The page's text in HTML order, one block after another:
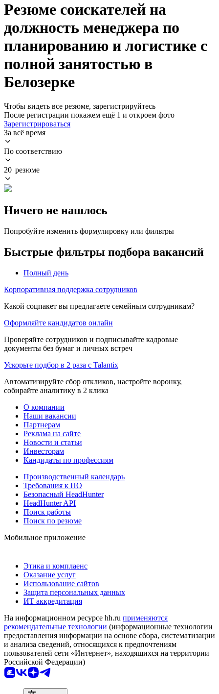
Резюме соискателей на
должность менеджера по
планированию и логистике с
полной занятостью в
Белозерке
Чтобы видеть все резюме, зарегистрируйтесь
После регистрации покажем ещё 1 и откроем фото
Зарегистрироваться
За всё время
По соответствию
20 резюме
Ничего не нашлось
Попробуйте изменить формулировку или фильтры
Быстрые фильтры подбора вакансий
Полный день
Корпоративная поддержка сотрудников
Какой соцпакет вы предлагаете семейным сотрудникам?
Оформляйте кандидатов онлайн
Проверяйте сотрудников и подписывайте кадровые
документы без бумаг и личных встреч
Ускорьте подбор в 2 раза с Talantix
Автоматизируйте сбор откликов, настройте воронку,
собирайте аналитику в 2 клика
О компании
Наши вакансии
Партнерам
Реклама на сайте
Новости и статьи
Инвесторам
Кандидаты по профессиям
Производственный календарь
Требования к ПО
Безопасный HeadHunter
HeadHunter API
Поиск работы
Поиск по резюме
Мобильное приложение
Этика и комплаенс
Оказание услуг
Использование сайтов
Защита персональных данных
ИТ аккредитация
На информационном ресурсе hh.ru применяются
рекомендательные технологии (информационные технологии
предоставления информации на основе сбора, систематизации
и анализа сведений, относящихся к предпочтениям
пользователей сети «Интернет», находящихся на территории
Российской Федерации)